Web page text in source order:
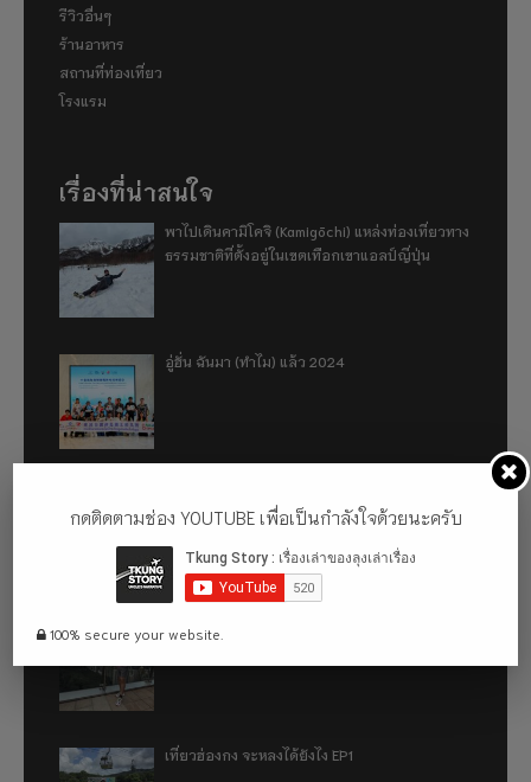
รีวิวอื่นๆ
ร้านอาหาร
สถานที่ท่องเที่ยว
โรงแรม
เรื่องที่น่าสนใจ
พาไปเดินคามิโคจิ (Kamigōchi) แหล่งท่องเที่ยวทาง
ธรรมชาติที่ตั้งอยู่ในเขตเทือกเขาแอลป์ญี่ปุ่น
อู่ฮั่น ฉันมา (ทำไม) แล้ว 2024
500km
เที่ยวฮ่องกง จะหลงได้ยังไง EP1
กดติดตามช่อง YOUTUBE เพื่อเป็นกำลังใจด้วยนะครับ
100% secure your website.